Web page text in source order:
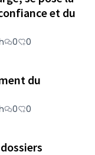
et du
0 0
du
0 0